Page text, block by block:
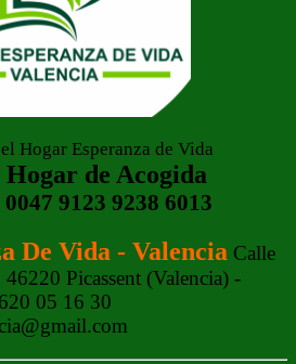
Hogar Esperanza de Vida
de Acogida
9123 9238 6013
De Vida - Valencia Calle
Picassent (Valencia) -
05 16 30